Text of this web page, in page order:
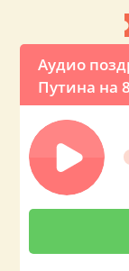
Аудио
Путина на